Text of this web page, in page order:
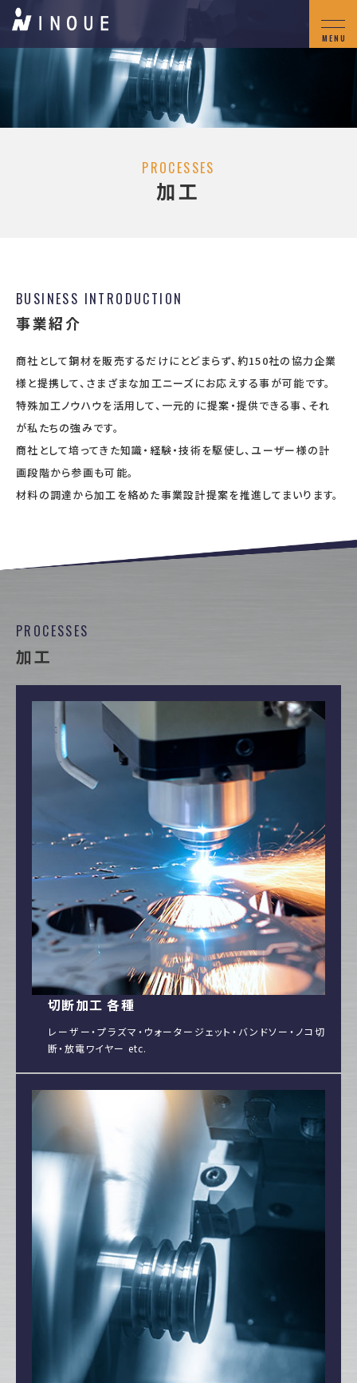
PROCESSES
加工
BUSINESS INTRODUCTION
事業紹介
商社として鋼材を販売するだけにとどまらず、約150社の協力企業
様と提携して、さまざまな加工ニーズにお応えする事が可能です。
特殊加工ノウハウを活用して、一元的に提案・提供できる事、それ
が私たちの強みです。
商社として培ってきた知識・経験・技術を駆使し、ユーザー様の計
画段階から参画も可能。
材料の調達から加工を絡めた事業設計提案を推進してまいります。
PROCESSES
加工
切断加工 各種
レーザー・プラズマ・ウォータージェット・バンドソー・ノコ切
断・放電ワイヤー etc.